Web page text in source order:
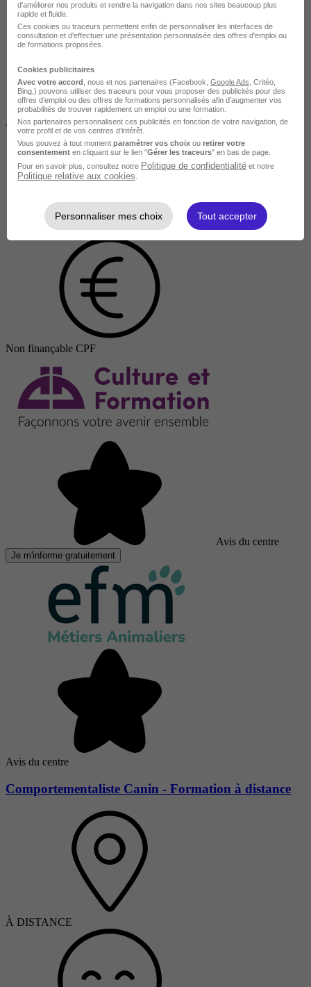
À DISTANCE
Tout public
Non finançable CPF
Avis du centre
Je m'informe gratuitement
Avis du centre
Comportementaliste Canin - Formation à distance
À DISTANCE
d'améliorer nos produits et rendre la navigation dans nos sites beaucoup plus
rapide et fluide.
Ces cookies ou traceurs permettent enfin de personnaliser les interfaces de
consultation et d'effectuer une présentation personnalisée des offres d'emploi ou
de formations proposées.
Cookies publicitaires
Avec votre accord , nous et nos partenaires (Facebook, Google Ads , Critéo,
Bing,) pouvons utiliser des traceurs pour vous proposer des publicités pour des
offres d’emploi ou des offres de formations personnalisés afin d’augmenter vos
probabilités de trouver rapidement un emploi ou une formation.
Nos partenaires personnalisent ces publicités en fonction de votre navigation, de
votre profil et de vos centres d’intérêt.
Vous pouvez à tout moment paramétrer vos choix ou retirer votre
consentement en cliquant sur le lien "Gérer les traceurs" en bas de page.
Pour en savoir plus, consultez notre Politique de confidentialité et notre
Politique relative aux cookies
Personnaliser mes choix Tout accepter